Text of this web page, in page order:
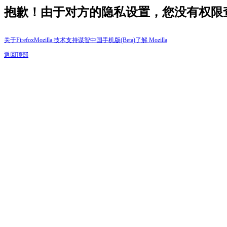
抱歉！由于对方的隐私设置，您没有权限
关于FirefoxMozilla 技术支持谋智中国手机版(Beta)了解 Mozilla
返回顶部